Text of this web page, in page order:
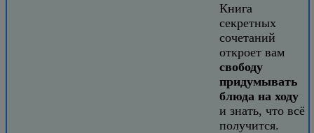
Книга
секретных
сочетаний
откроет вам
свободу
придумывать
блюда на ходу
и знать, что всё
получится.